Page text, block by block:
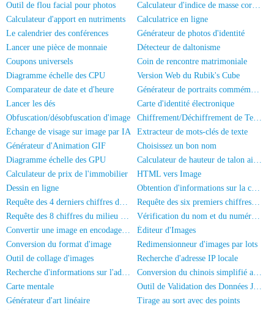
Outil de flou facial pour photos
Calculateur d'indice de masse corporelle
Calculateur d'apport en nutriments
Calculatrice en ligne
Le calendrier des conférences
Générateur de photos d'identité
Lancer une pièce de monnaie
Détecteur de daltonisme
Coupons universels
Coin de rencontre matrimoniale
Diagramme échelle des CPU
Version Web du Rubik's Cube
Comparateur de date et d'heure
Générateur de portraits commémoratifs
Lancer les dés
Carte d'identité électronique
Obfuscation/désobfuscation d'image
Chiffrement/Déchiffrement de Texte
Échange de visage sur image par IA
Extracteur de mots-clés de texte
Générateur d'Animation GIF
Choisissez un bon nom
Diagramme échelle des GPU
Calculateur de hauteur de talon aiguille
Calculateur de prix de l'immobilier
HTML vers Image
Dessin en ligne
Obtention d'informations sur la carte d'identité
Requête des 4 derniers chiffres de la carte d'identité
Requête des six premiers chiffres du numéro de carte d'identité
Requête des 8 chiffres du milieu de la carte d'identité
Vérification du nom et du numéro de la carte d'identité
Convertir une image en encodage Base64
Éditeur d'Images
Conversion du format d'image
Redimensionneur d'images par lots
Outil de collage d'images
Recherche d'adresse IP locale
Recherche d'informations sur l'adresse IP
Conversion du chinois simplifié au chinois traditionnel
Carte mentale
Outil de Validation des Données JSON
Générateur d'art linéaire
Tirage au sort avec des points